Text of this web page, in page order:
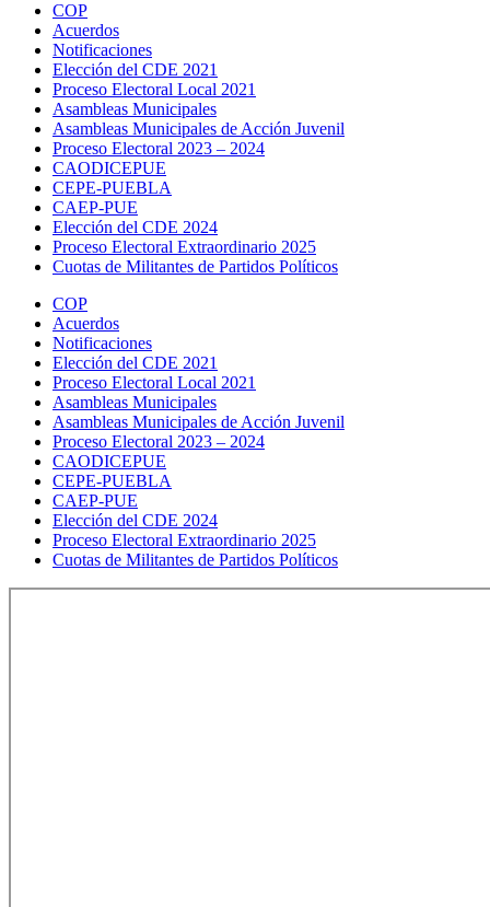
COP
Acuerdos
Notificaciones
Elección del CDE 2021
Proceso Electoral Local 2021
Asambleas Municipales
Asambleas Municipales de Acción Juvenil
Proceso Electoral 2023 – 2024
CAODICEPUE
CEPE-PUEBLA
CAEP-PUE
Elección del CDE 2024
Proceso Electoral Extraordinario 2025
Cuotas de Militantes de Partidos Políticos
COP
Acuerdos
Notificaciones
Elección del CDE 2021
Proceso Electoral Local 2021
Asambleas Municipales
Asambleas Municipales de Acción Juvenil
Proceso Electoral 2023 – 2024
CAODICEPUE
CEPE-PUEBLA
CAEP-PUE
Elección del CDE 2024
Proceso Electoral Extraordinario 2025
Cuotas de Militantes de Partidos Políticos